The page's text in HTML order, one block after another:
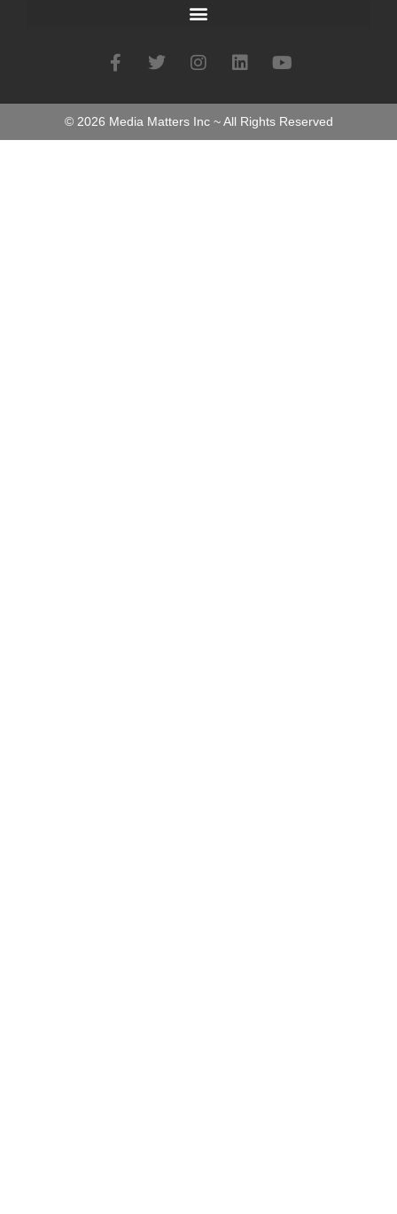
© 2026 Media Matters Inc ~ All Rights Reserved